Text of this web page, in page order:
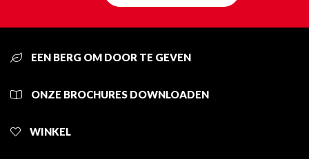
EEN BERG OM DOOR TE GEVEN
ONZE BROCHURES DOWNLOADEN
WINKEL